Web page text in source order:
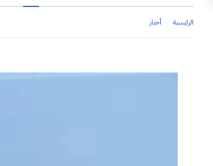
الرئيسية أخبار